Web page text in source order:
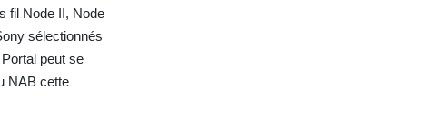
fil Node II, Node
sélectionnés
peut se
NAB cette